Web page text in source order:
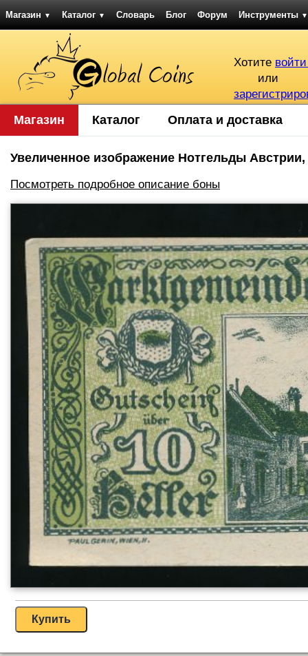
Магазин ▼ Каталог ▼ Словарь Блог Форум Инструменты ▼
Хотите
или
Магазин Каталог Оплата и доставка
Увеличенное изображение Нотгельды Австрии,
Посмотреть подробное описание боны